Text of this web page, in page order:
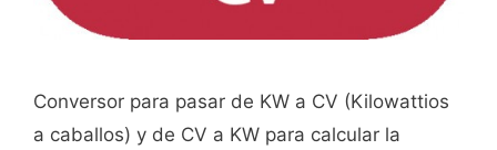
Conversor para pasar de KW a CV (Kilowattios
a caballos) y de CV a KW para calcular la